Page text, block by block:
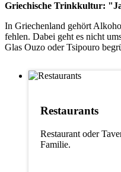
Griechische Trinkkultur:
In Griechenland gehört
fehlen. Dabei geht es nicht
Glas Ouzo oder Tsipouro
Restaurants
Restaurant oder
Familie.